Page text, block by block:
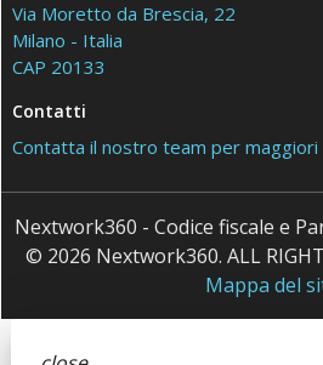
Via Moretto da Brescia, 22
Milano - Italia
CAP 20133
Contatti
Contatta il nostro team per maggiori
Nextwork360 - Codice fiscale e
© 2026 Nextwork360. ALL
Mappa del